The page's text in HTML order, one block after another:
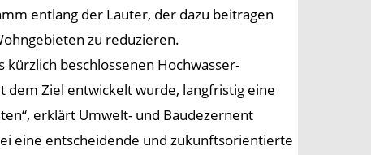
entlang der Lauter, der dazu beitragen
zu reduzieren.
beschlossenen Hochwasser-
dem Ziel entwickelt wurde, langfristig eine
erklärt Umwelt- und Baudezernent
eine entscheidende und zukunftsorientierte